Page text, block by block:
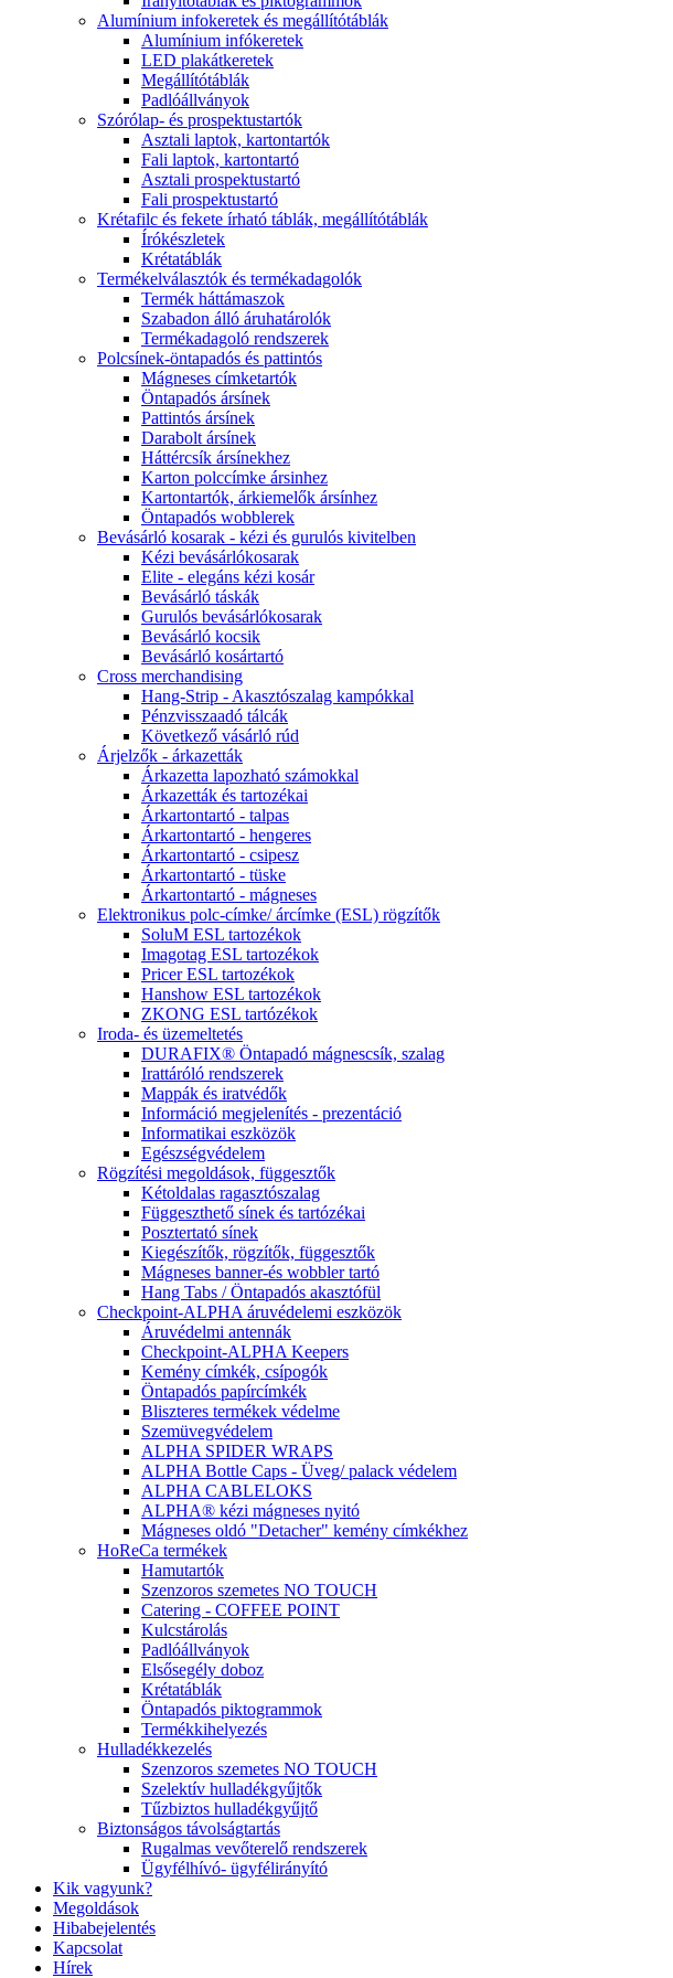
Alumínium infokeretek és megállítótáblák
Alumínium infókeretek
LED plakátkeretek
Megállítótáblák
Padlóállványok
Szórólap- és prospektustartók
Asztali laptok, kartontartók
Fali laptok, kartontartó
Asztali prospektustartó
Fali prospektustartó
Krétafilc és fekete írható táblák, megállítótáblák
Írókészletek
Krétatáblák
Termékelválasztók és termékadagolók
Termék háttámaszok
Szabadon álló áruhatárolók
Termékadagoló rendszerek
Polcsínek-öntapadós és pattintós
Mágneses címketartók
Öntapadós ársínek
Pattintós ársínek
Darabolt ársínek
Háttércsík ársínekhez
Karton polccímke ársinhez
Kartontartók, árkiemelők ársínhez
Öntapadós wobblerek
Bevásárló kosarak - kézi és gurulós kivitelben
Kézi bevásárlókosarak
Elite - elegáns kézi kosár
Bevásárló táskák
Gurulós bevásárlókosarak
Bevásárló kocsik
Bevásárló kosártartó
Cross merchandising
Hang-Strip - Akasztószalag kampókkal
Pénzvisszaadó tálcák
Következő vásárló rúd
Árjelzők - árkazetták
Árkazetta lapozható számokkal
Árkazetták és tartozékai
Árkartontartó - talpas
Árkartontartó - hengeres
Árkartontartó - csipesz
Árkartontartó - tüske
Árkartontartó - mágneses
Elektronikus polc-címke/ árcímke (ESL) rögzítők
SoluM ESL tartozékok
Imagotag ESL tartozékok
Pricer ESL tartozékok
Hanshow ESL tartozékok
ZKONG ESL tartózékok
Iroda- és üzemeltetés
DURAFIX® Öntapadó mágnescsík, szalag
Irattáróló rendszerek
Mappák és iratvédők
Információ megjelenítés - prezentáció
Informatikai eszközök
Egészségvédelem
Rögzítési megoldások, függesztők
Kétoldalas ragasztószalag
Függeszthető sínek és tartózékai
Posztertató sínek
Kiegészítők, rögzítők, függesztők
Mágneses banner-és wobbler tartó
Hang Tabs / Öntapadós akasztófül
Checkpoint-ALPHA áruvédelemi eszközök
Áruvédelmi antennák
Checkpoint-ALPHA Keepers
Kemény címkék, csípogók
Öntapadós papírcímkék
Bliszteres termékek védelme
Szemüvegvédelem
ALPHA SPIDER WRAPS
ALPHA Bottle Caps - Üveg/ palack védelem
ALPHA CABLELOKS
ALPHA® kézi mágneses nyitó
Mágneses oldó "Detacher" kemény címkékhez
HoReCa termékek
Hamutartók
Szenzoros szemetes NO TOUCH
Catering - COFFEE POINT
Kulcstárolás
Padlóállványok
Elsősegély doboz
Krétatáblák
Öntapadós piktogrammok
Termékkihelyezés
Hulladékkezelés
Szenzoros szemetes NO TOUCH
Szelektív hulladékgyűjtők
Tűzbiztos hulladékgyűjtő
Biztonságos távolságtartás
Rugalmas vevőterelő rendszerek
Ügyfélhívó- ügyfélirányító
Kik vagyunk?
Megoldások
Hibabejelentés
Kapcsolat
Hírek